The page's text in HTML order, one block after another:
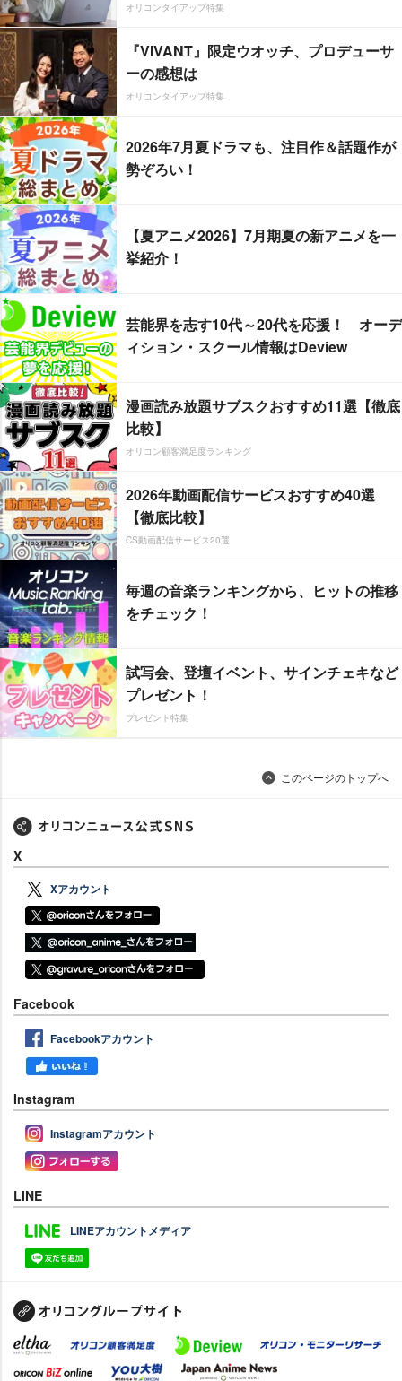
オリコンタイアップ特集
『VIVANT』限定ウオッチ、プロデューサ
ーの感想は
オリコンタイアップ特集
2026年7月夏ドラマも、注目作＆話題作が
勢ぞろい！
【夏アニメ2026】7月期夏の新アニメを一
挙紹介！
芸能界を志す10代～20代を応援！ オーデ
ィション・スクール情報はDeview
漫画読み放題サブスクおすすめ11選【徹底
比較】
オリコン顧客満足度ランキング
2026年動画配信サービスおすすめ40選
【徹底比較】
CS動画配信サービス20選
毎週の音楽ランキングから、ヒットの推移
をチェック！
試写会、登壇イベント、サインチェキなど
プレゼント！
プレゼント特集
このページのトップへ
X
Xアカウント
Facebook
Facebookアカウント
Instagram
Instagramアカウント
LINE
LINEアカウントメディア